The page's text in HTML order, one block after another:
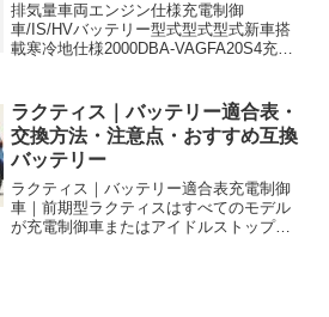
排気量車両エンジン仕様充電制御
車/IS/HVバッテリー型式型式型式新車搭
載寒冷地仕様2000DBA-VAGFA20S4充電
75D23L75D23L2000DBA-VA...
ラクティス｜バッテリー適合表・
交換方法・注意点・おすすめ互換
バッテリー
ラクティス｜バッテリー適合表充電制御
車｜前期型ラクティスはすべてのモデル
が充電制御車またはアイドルストップ車